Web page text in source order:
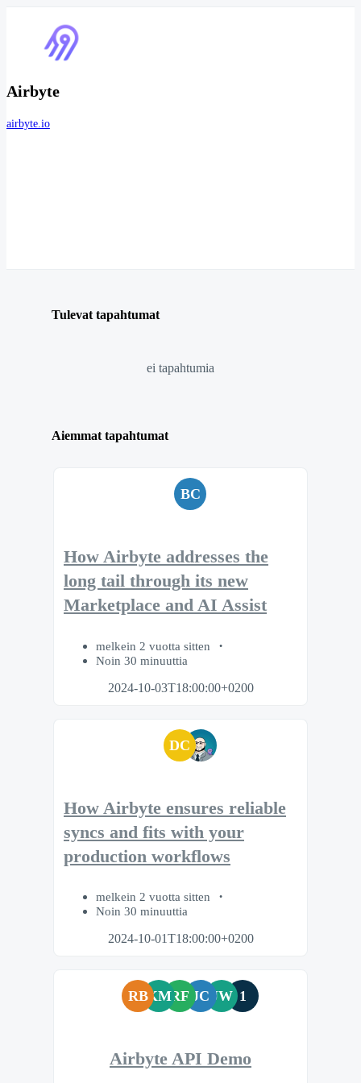
Airbyte
airbyte.io
Tulevat tapahtumat
ei tapahtumia
Aiemmat tapahtumat
BC
How Airbyte addresses the
long tail through its new
Marketplace and AI Assist
melkein 2 vuotta sitten
Noin 30 minuuttia
2024-10-03T18:00:00+0200
DC
How Airbyte ensures reliable
syncs and fits with your
production workflows
melkein 2 vuotta sitten
Noin 30 minuuttia
2024-10-01T18:00:00+0200
RBKMRF JC JW 1
Airbyte API Demo